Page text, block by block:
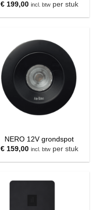
€199,00 incl. btwper stuk
NERO 12V grondspot
€159,00 incl. btwper stuk